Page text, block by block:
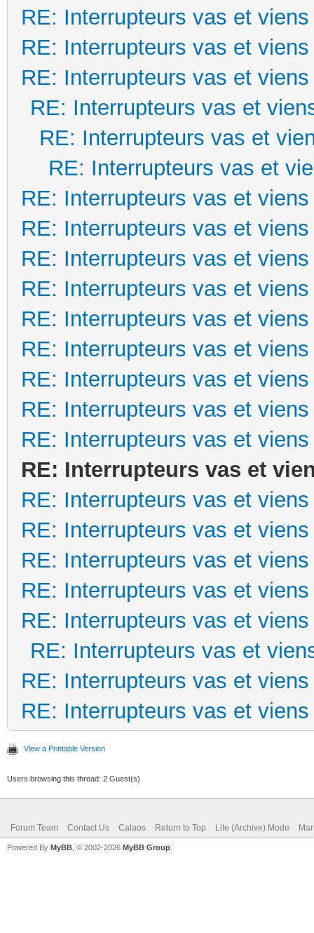
RE: Interrupteurs vas et viens
RE: Interrupteurs vas et viens
RE: Interrupteurs vas et viens
RE: Interrupteurs vas et
RE: Interrupteurs vas et
RE: Interrupteurs vas et
RE: Interrupteurs vas et viens
RE: Interrupteurs vas et viens
RE: Interrupteurs vas et viens
RE: Interrupteurs vas et viens
RE: Interrupteurs vas et viens
RE: Interrupteurs vas et viens
RE: Interrupteurs vas et viens
RE: Interrupteurs vas et viens
RE: Interrupteurs vas et viens
RE: Interrupteurs vas et
RE: Interrupteurs vas et viens
RE: Interrupteurs vas et viens
RE: Interrupteurs vas et viens
RE: Interrupteurs vas et viens
RE: Interrupteurs vas et viens
RE: Interrupteurs vas et
RE: Interrupteurs vas et viens
RE: Interrupteurs vas et viens
View a Printable Version
Users browsing this thread: 2 Guest(s)
Forum Team Contact Us Calaos Return to Top Lite (Archive) Mode
Powered By MyBB , © 2002-2026 MyBB Group